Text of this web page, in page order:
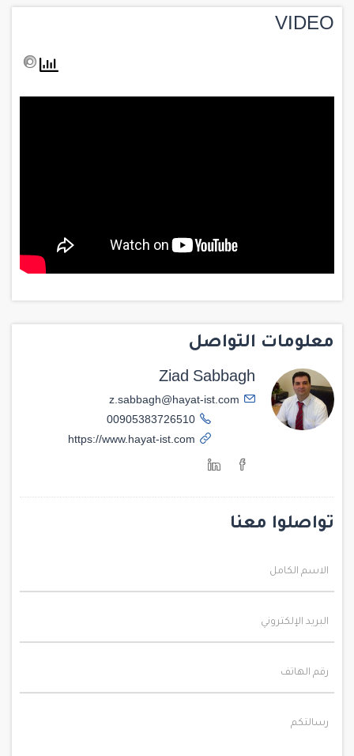
VIDEO
معلومات التواصل
Ziad Sabbagh
z.sabbagh@hayat-ist.com
تواصلوا معنا